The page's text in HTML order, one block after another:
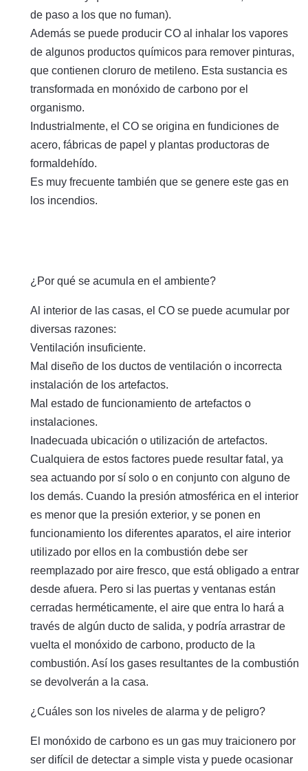
de paso a los que no fuman).
Además se puede producir CO al inhalar los vapores
de algunos productos químicos para remover pinturas,
que contienen cloruro de metileno. Esta sustancia es
transformada en monóxido de carbono por el
organismo.
Industrialmente, el CO se origina en fundiciones de
acero, fábricas de papel y plantas productoras de
formaldehído.
Es muy frecuente también que se genere este gas en
los incendios.
¿Por qué se acumula en el ambiente?
Al interior de las casas, el CO se puede acumular por
diversas razones:
Ventilación insuficiente.
Mal diseño de los ductos de ventilación o incorrecta
instalación de los artefactos.
Mal estado de funcionamiento de artefactos o
instalaciones.
Inadecuada ubicación o utilización de artefactos.
Cualquiera de estos factores puede resultar fatal, ya
sea actuando por sí solo o en conjunto con alguno de
los demás. Cuando la presión atmosférica en el interior
es menor que la presión exterior, y se ponen en
funcionamiento los diferentes aparatos, el aire interior
utilizado por ellos en la combustión debe ser
reemplazado por aire fresco, que está obligado a entrar
desde afuera. Pero si las puertas y ventanas están
cerradas herméticamente, el aire que entra lo hará a
través de algún ducto de salida, y podría arrastrar de
vuelta el monóxido de carbono, producto de la
combustión. Así los gases resultantes de la combustión
se devolverán a la casa.
¿Cuáles son los niveles de alarma y de peligro?
El monóxido de carbono es un gas muy traicionero por
ser difícil de detectar a simple vista y puede ocasionar